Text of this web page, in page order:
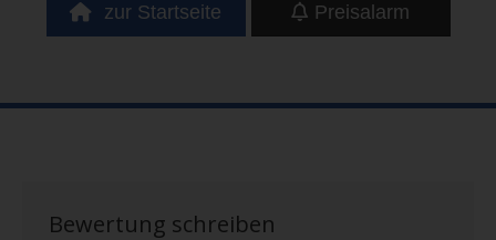
zur Startseite Preisalarm
Bewertung schreiben